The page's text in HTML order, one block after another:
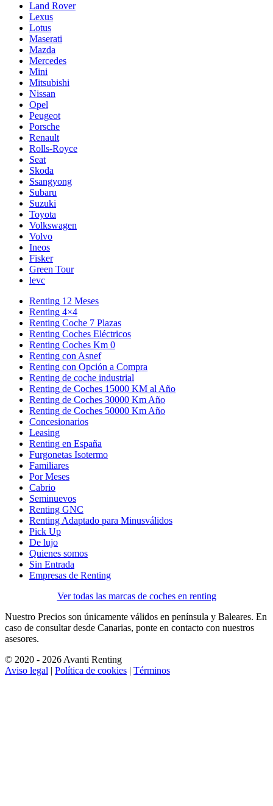
Land Rover
Lexus
Lotus
Maserati
Mazda
Mercedes
Mini
Mitsubishi
Nissan
Opel
Peugeot
Porsche
Renault
Rolls-Royce
Seat
Skoda
Ssangyong
Subaru
Suzuki
Toyota
Volkswagen
Volvo
Ineos
Fisker
Green Tour
levc
Renting 12 Meses
Renting 4×4
Renting Coche 7 Plazas
Renting Coches Eléctricos
Renting Coches Km 0
Renting con Asnef
Renting con Opción a Compra
Renting de coche industrial
Renting de Coches 15000 KM al Año
Renting de Coches 30000 Km Año
Renting de Coches 50000 Km Año
Concesionarios
Leasing
Renting en España
Furgonetas Isotermo
Familiares
Por Meses
Cabrio
Seminuevos
Renting GNC
Renting Adaptado para Minusválidos
Pick Up
De lujo
Quienes somos
Sin Entrada
Empresas de Renting
Ver todas las marcas de coches en renting
Nuestro Precios son únicamente válidos en península y Baleares. En
caso de consultar desde Canarias, ponte en contacto con nuestros
asesores.
© 2020 - 2026 Avanti Renting
Aviso legal | Política de cookies | Términos